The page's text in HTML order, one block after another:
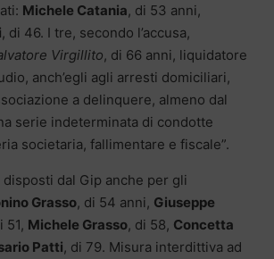
Michele Catania, di 53 anni,
, di 46. I tre, secondo l’accusa,
Virgillito, di 66 anni, liquidatore
anch’egli agli arresti domiciliari,
a delinquere, almeno dal
serie indeterminata di condotte
societaria, fallimentare e fiscale”.
dal Gip anche per gli
Grasso, di 54 anni, Giuseppe
51, Michele Grasso, di 58, Concetta
Patti, di 79. Misura interdittiva ad